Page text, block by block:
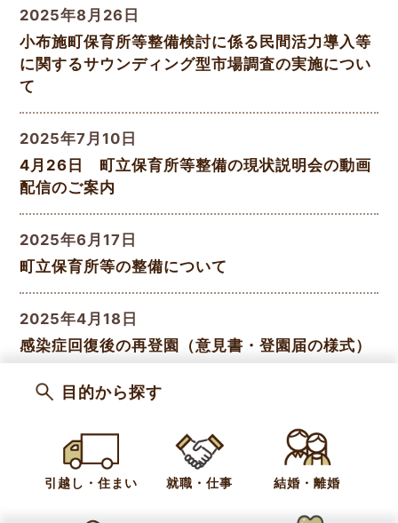
2025年8月26日
小布施町保育所等整備検討に係る民間活力導入等
に関するサウンディング型市場調査の実施につい
て
2025年7月10日
4月26日 町立保育所等整備の現状説明会の動画
配信のご案内
2025年6月17日
町立保育所等の整備について
2025年4月18日
感染症回復後の再登園（意見書・登園届の様式）
2021年8月17日
2021年8月17日
目的から探す
引越し・住まい 就職・仕事 結婚・離婚